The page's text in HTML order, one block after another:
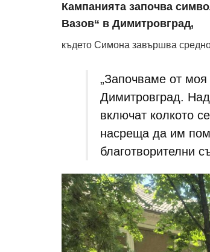
Кампанията започва
Вазов“ в Димитровград,
където Симона завършва
„Започваме от
Димитровград.
включат колкото
насреща да им
благотворителни